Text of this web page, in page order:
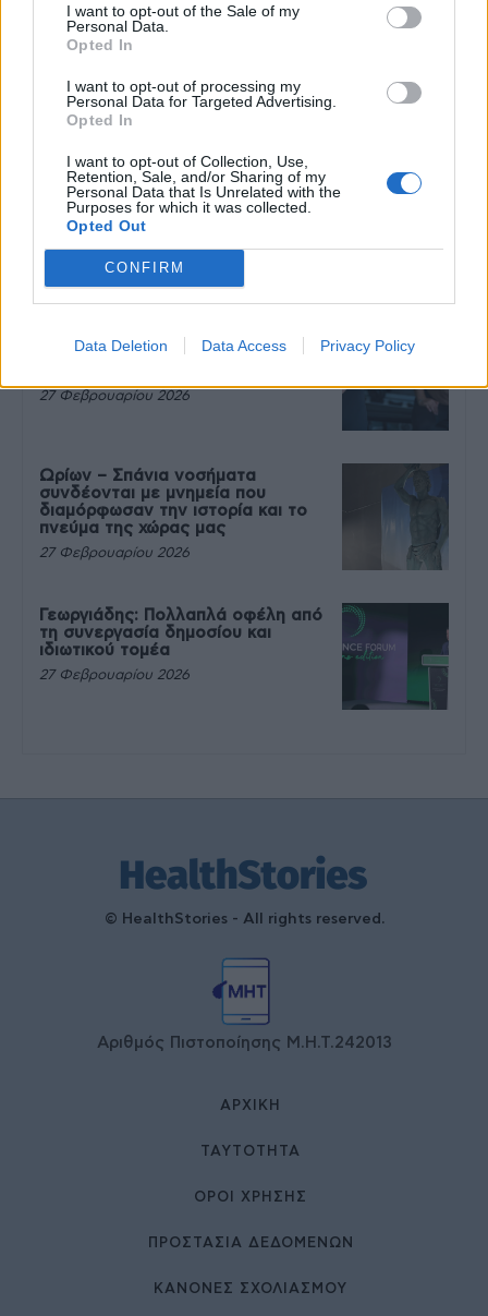
I want to opt-out of the Sale of my
Personal Data.
Opted In
I want to opt-out of processing my
Personal Data for Targeted Advertising.
Opted In
I want to opt-out of Collection, Use,
Retention, Sale, and/or Sharing of my
Personal Data that Is Unrelated with the
Purposes for which it was collected.
Opted Out
CONFIRM
Data Deletion Data Access Privacy Policy
Τελευταία Νέα
9 πράγματα που δεν πρέπει να
27 Φεβρουαρίου 2026
Πάνω από 100 μωρά έχουν
γεννηθεί μέσω εξωσωματικής, με
την υποστήριξη της Be-Live
Μεταπροπονητική πείνα: Ο λόγος
που θέλεις να καταβροχθίσεις τα
27 Φεβρουαρίου 2026
Ωρίων – Σπάνια νοσήματα
συνδέονται με μνημεία που
διαμόρφωσαν την ιστορία και το
πνεύμα της χώρας μας
27 Φεβρουαρίου 2026
Γεωργιάδης: Πολλαπλά οφέλη από
τη συνεργασία δημοσίου και
ιδιωτικού τομέα
27 Φεβρουαρίου 2026
© HealthStories - All rights reserved.
Αριθμός Πιστοποίησης Μ.Η.Τ.242013
ΑΡΧΙΚΉ
ΤΑΥΤΌΤΗΤΑ
ΌΡΟΙ ΧΡΉΣΗΣ
ΠΡΟΣΤΑΣΙΑ ΔΕΔΟΜΕΝΩΝ
ΚΑΝΟΝΕΣ ΣΧΟΛΙΑΣΜΟΥ